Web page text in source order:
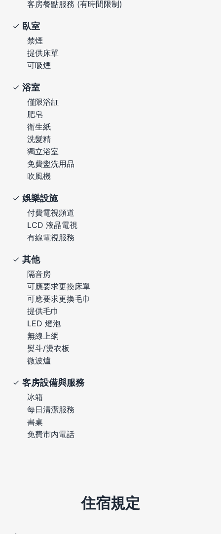
客房餐點服務 (有時間限制)
臥室
禁煙
提供床單
可吸煙
浴室
僅限浴缸
肥皂
衛生紙
洗髮精
獨立浴室
免費盥洗用品
吹風機
娛樂設施
付費電視頻道
LCD 液晶電視
有線電視服務
其他
隔音房
可應要求更換床單
可應要求更換毛巾
提供毛巾
LED 燈泡
無線上網
熨斗/燙衣板
微波爐
客房設備與服務
冰箱
每日清潔服務
書桌
免費市內電話
住宿規定